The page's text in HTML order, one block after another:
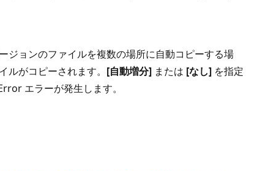
ジョンのファイルを複数の場所に自動コピーする場
ルがコピーされます。 [自動増分] または [なし] を指定
エラーが発生します。